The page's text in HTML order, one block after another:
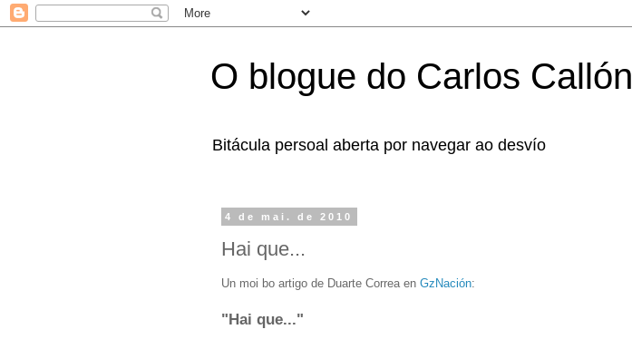
O blogue do Carlos Callón
Bitácula persoal aberta por navegar ao desvío
4 de mai. de 2010
Hai que...
Un moi bo artigo de Duarte Correa en GzNación:
"Hai que..."